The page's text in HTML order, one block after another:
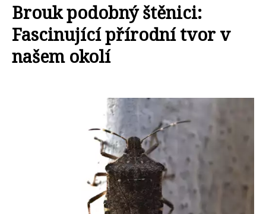
Brouk podobný štěnici:
Fascinující přírodní tvor v
našem okolí